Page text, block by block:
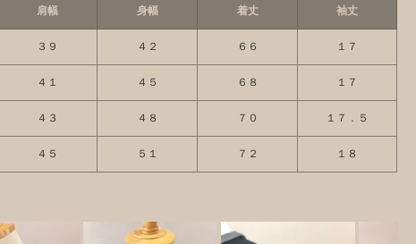
肩幅 身幅 着丈 袖丈
３９ ４２ ６６ １７
４１ ４５ ６８ １７
４３ ４８ ７０ １７．５
４５ ５１ ７２ １８